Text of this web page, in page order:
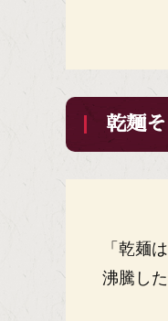
乾麺
「乾麺
沸騰し